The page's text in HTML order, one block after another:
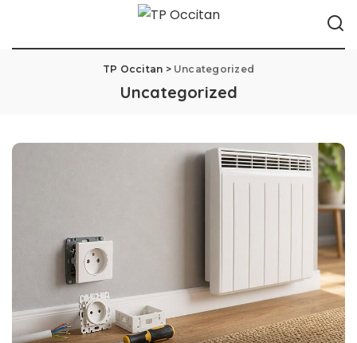
TP Occitan > Uncategorized
Uncategorized